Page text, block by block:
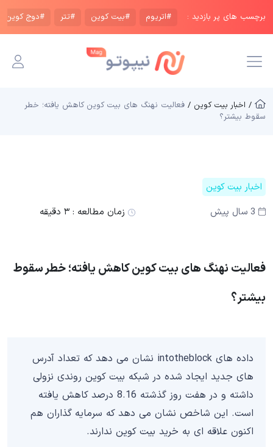
برچسب های پر بازدید : #اتریوم #بیت کوین #تتر #دوج کوین
/ اخبار بیت کوین / فعالیت نهنگ های بیت کوین کاهش یافته؛ خطر
سقوط بیشتر؟
اخبار بیت کوین
3 سال پیش
زمان مطالعه : ۳ دقیقه
فعالیت نهنگ های بیت کوین کاهش یافته؛ خطر سقوط
بیشتر؟
داده های intotheblock نشان می دهد که تعداد آدرس
های جدید ایجاد شده در شبکه بیت کوین روندی نزولی
داشته و در هفت روز گذشته 8.16 درصد کاهش یافته
است. این شاخص نشان می دهد که سرمایه گذاران هم
اکنون علاقه ای به خرید بیت کوین ندارند.